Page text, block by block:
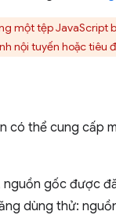
một tệp JavaScript
nội tuyến hoặc tiêu
có thể cung cấp
gốc được
dùng thử: